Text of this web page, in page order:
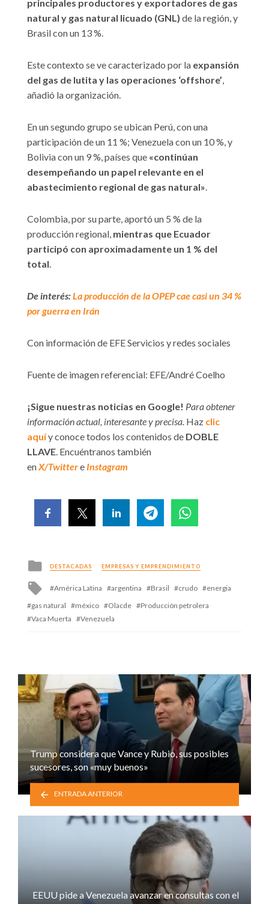
principales productores y exportadores de gas
natural y gas natural licuado (GNL) de la región, y
Brasil con un 13 %.
Este contexto se ve caracterizado por la expansión
del gas de lutita y las operaciones ‘offshore’,
añadió la organización.
En un segundo grupo se ubican Perú, con una
participación de un 11 %; Venezuela con un 10 %, y
Bolivia con un 9 %, países que «continúan
desempeñando un papel relevante en el
abastecimiento regional de gas natural».
Colombia, por su parte, aportó un 5 % de la
producción regional, mientras que Ecuador
participó con aproximadamente un 1 % del
total.
De interés:La producción de la OPEP cae casi un 34 %
por guerra en Irán
Con información de EFE Servicios y redes sociales
Fuente de imagen referencial: EFE/André Coelho
¡Sigue nuestras noticias en Google! Para obtener
información actual, interesante y precisa. Haz clic
aquíy conoce todos los contenidos de DOBLE
LLAVE. Encuéntranos también
enX/Twittere Instagram
Posted
in
DESTACADAS EMPRESAS Y EMPRENDIMIENTO
Tagged
América Latina argentina Brasil crudo
energia
gas natural
méxico Olacde
Producción petrolera
Vaca Muerta
Venezuela
Trump considera que Vance y Rubio, sus posibles
sucesores, son «muy buenos»
ENTRADA ANTERIOR
EEUU pide a Venezuela avanzar en consultas con el